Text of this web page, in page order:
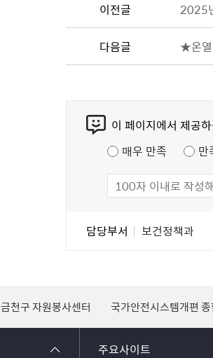
이전글 2025
다음글 ★온열
이 페이지에서 제공
매우 만족
만
담당부서 보건정책과
국가안전시스템개편 종합대책 금천구 급식관
주요사이트